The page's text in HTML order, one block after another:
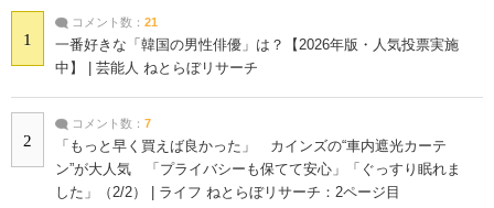
1
コメント数： 21
一番好きな「韓国の男性俳優」は？【2026年版・人気投票実施
中】 | 芸能人 ねとらぼリサーチ
2
コメント数： 7
「もっと早く買えば良かった」 カインズの“車内遮光カーテ
ン”が大人気 「プライバシーも保てて安心」「ぐっすり眠れま
した」（2/2） | ライフ ねとらぼリサーチ：2ページ目